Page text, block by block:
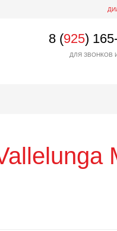
8 (925)
ДЛЯ ЗВОНКОВ